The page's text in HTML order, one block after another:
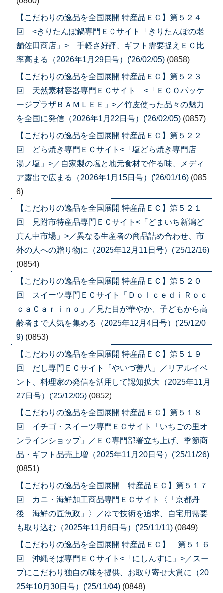
【こだわりの逸品を全国展開 特産品ＥＣ】第５２４
回 <きりたんぽ鍋専門ＥＣサイト「きりたんぽの老
舗佐田商店」> 手軽さ好評、ギフト需要捉えＥＣ比
率高まる（2026年1月29日号）('26/02/05) (0858)
【こだわりの逸品を全国展開 特産品ＥＣ】第５２３
回 天然素材容器専門ＥＣサイト <「ＥＣＯパッケ
ージプラザＢＡＭＬＥＥ」>／竹皮使った品々の魅力
を全国に発信（2026年1月22日号）('26/02/05) (0857)
【こだわりの逸品を全国展開 特産品ＥＣ】第５２２
回 どら焼き専門ＥＣサイト<「塩どら焼き専門店
湯ノ塩」>／自家製の塩と地元食材で作る味、メディ
ア露出で広まる（2026年1月15日号）('26/01/16) (085
6)
【こだわりの逸品を全国展開 特産品ＥＣ】第５２１
回 見附市特産品専門ＥＣサイト<「どまいち新潟ど
真ん中市場」>／異なる生産者の商品詰め合わせ、市
外の人への贈り物に（2025年12月11日号）('25/12/16)
(0854)
【こだわりの逸品を全国展開 特産品ＥＣ】第５２０
回 スイーツ専門ＥＣサイト「ＤｏｌｃｅｄｉＲｏｃ
ｃａＣａｒｉｎｏ」／見た目が華やか、子どもから高
齢者まで人気を集める（2025年12月4日号）('25/12/0
9) (0853)
【こだわりの逸品を全国展開 特産品ＥＣ】第５１９
回 だし専門ＥＣサイト「やいづ善八」／リアルイベ
ント、料理家の発信を活用して認知拡大（2025年11月
27日号）('25/12/05) (0852)
【こだわりの逸品を全国展開 特産品ＥＣ】第５１８
回 イチゴ・スイーツ専門ＥＣサイト「いちごの里オ
ンラインショップ」／ＥＣ専門部署立ち上げ、季節商
品・ギフト品売上増（2025年11月20日号）('25/11/26)
(0851)
【こだわりの逸品を全国展開 特産品ＥＣ】第５１７
回 カニ・海鮮加工商品専門ＥＣサイト〈「京都丹
後 海鮮の匠魚政」〉／ゆで技術を追求、自宅用需要
も取り込む（2025年11月6日号）('25/11/11) (0849)
【こだわりの逸品を全国展開 特産品ＥＣ】 第５１６
回 沖縄そば専門ＥＣサイト<「にしんすに」>／スー
プにこだわり独自の味を提供、お取り寄せ大賞に（20
25年10月30日号）('25/11/04) (0848)